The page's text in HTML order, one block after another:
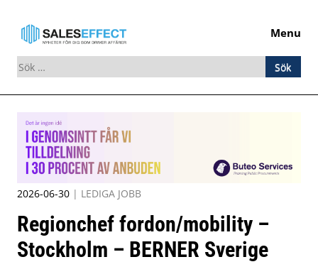
Menu
Sök
efter:
Skip
to
content
2026-06-30 | LEDIGA JOBB
Regionchef fordon/mobility –
Stockholm – BERNER Sverige